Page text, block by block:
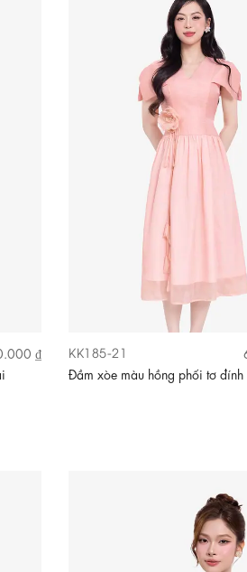
₫
KK185-21
Đầm xòe màu hồng phối tơ đính